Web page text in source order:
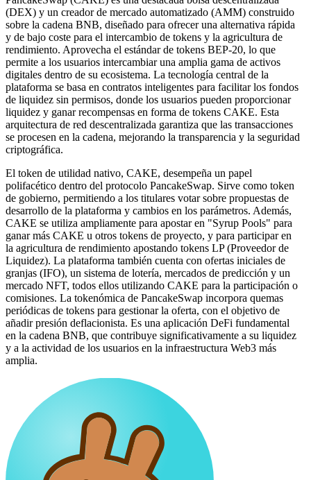
(DEX) y un creador de mercado automatizado (AMM) construido
sobre la cadena BNB, diseñado para ofrecer una alternativa rápida
y de bajo coste para el intercambio de tokens y la agricultura de
rendimiento. Aprovecha el estándar de tokens BEP-20, lo que
permite a los usuarios intercambiar una amplia gama de activos
digitales dentro de su ecosistema. La tecnología central de la
plataforma se basa en contratos inteligentes para facilitar los fondos
de liquidez sin permisos, donde los usuarios pueden proporcionar
liquidez y ganar recompensas en forma de tokens CAKE. Esta
arquitectura de red descentralizada garantiza que las transacciones
se procesen en la cadena, mejorando la transparencia y la seguridad
criptográfica.
El token de utilidad nativo, CAKE, desempeña un papel
polifacético dentro del protocolo PancakeSwap. Sirve como token
de gobierno, permitiendo a los titulares votar sobre propuestas de
desarrollo de la plataforma y cambios en los parámetros. Además,
CAKE se utiliza ampliamente para apostar en "Syrup Pools" para
ganar más CAKE u otros tokens de proyecto, y para participar en
la agricultura de rendimiento apostando tokens LP (Proveedor de
Liquidez). La plataforma también cuenta con ofertas iniciales de
granjas (IFO), un sistema de lotería, mercados de predicción y un
mercado NFT, todos ellos utilizando CAKE para la participación o
comisiones. La tokenómica de PancakeSwap incorpora quemas
periódicas de tokens para gestionar la oferta, con el objetivo de
añadir presión deflacionista. Es una aplicación DeFi fundamental
en la cadena BNB, que contribuye significativamente a su liquidez
y a la actividad de los usuarios en la infraestructura Web3 más
amplia.